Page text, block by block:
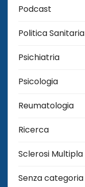
Podcast
Politica Sanitaria
Psichiatria
Psicologia
Reumatologia
Ricerca
Sclerosi Multipla
Senza categoria